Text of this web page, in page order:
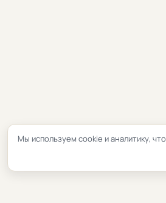
Мы используем cookie и аналитику,